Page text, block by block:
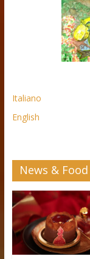
Italiano
English
News & Food